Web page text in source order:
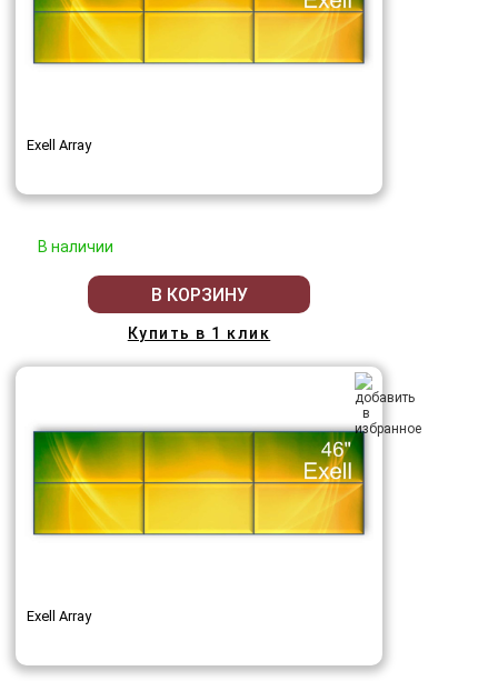
Exell Array
В наличии
В КОРЗИНУ
Купить в 1 клик
Exell Array